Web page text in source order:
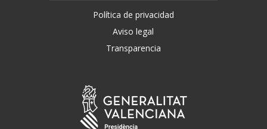
Política de privacidad
Aviso legal
Transparencia